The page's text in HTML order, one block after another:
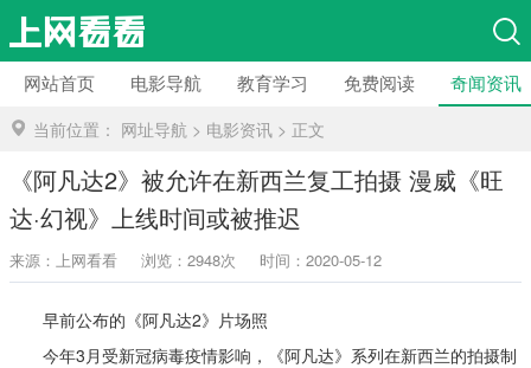
网站首页 电影导航 教育学习 免费阅读 奇闻资讯
当前位置： 网址导航 > 电影资讯 > 正文
《阿凡达2》被允许在新西兰复工拍摄 漫威《旺
达·幻视》上线时间或被推迟
来源：上网看看 浏览：2948次 时间：2020-05-12
早前公布的《阿凡达2》片场照
今年3月受新冠病毒疫情影响，《阿凡达》系列在新西兰的拍摄制